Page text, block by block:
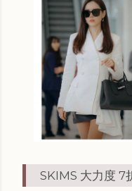
SKIMS 大力度 7